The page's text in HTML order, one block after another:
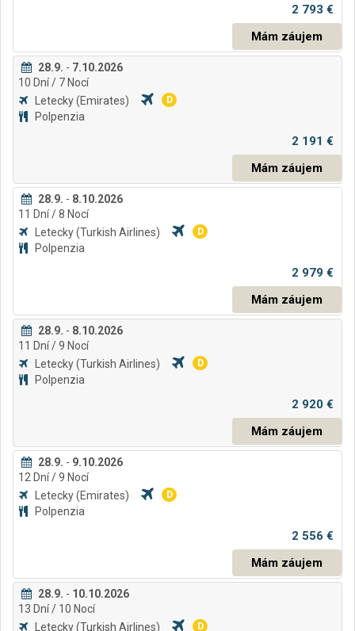
2 793 €
Mám záujem
28.9. - 7.10.2026
10 Dní/ 7 Nocí
Letecky(Emirates) D
Polpenzia
2 191 €
Mám záujem
28.9. - 8.10.2026
11 Dní/ 8 Nocí
Letecky(Turkish Airlines) D
Polpenzia
2 979 €
Mám záujem
28.9. - 8.10.2026
11 Dní/ 9 Nocí
Letecky(Turkish Airlines) D
Polpenzia
2 920 €
Mám záujem
28.9. - 9.10.2026
12 Dní/ 9 Nocí
Letecky(Emirates) D
Polpenzia
2 556 €
Mám záujem
28.9. - 10.10.2026
13 Dní/ 10 Nocí
Letecky(Turkish Airlines) D